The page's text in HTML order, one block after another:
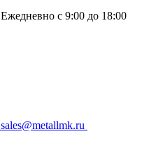
Ежедневно с 9:00 до 18:00
sales@metallmk.ru